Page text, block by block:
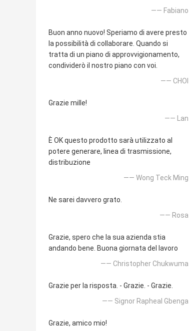
—— Fabiano
Buon anno nuovo! Speriamo di avere presto
la possibilità di collaborare. Quando si
tratta di un piano di approvvigionamento,
condividerò il nostro piano con voi.
—— CHOI
Grazie mille!
—— Lan
È OK questo prodotto sarà utilizzato al
potere generare, linea di trasmissione,
distribuzione
—— Wong Teck Ming
Ne sarei davvero grato.
—— Rosa
Grazie, spero che la sua azienda stia
andando bene. Buona giornata del lavoro
—— Christopher Chukwuma
Grazie per la risposta. - Grazie. - Grazie.
—— Signor Rapheal Gbenga
Grazie, amico mio!